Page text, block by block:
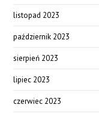
listopad 2023
październik 2023
sierpień 2023
lipiec 2023
czerwiec 2023